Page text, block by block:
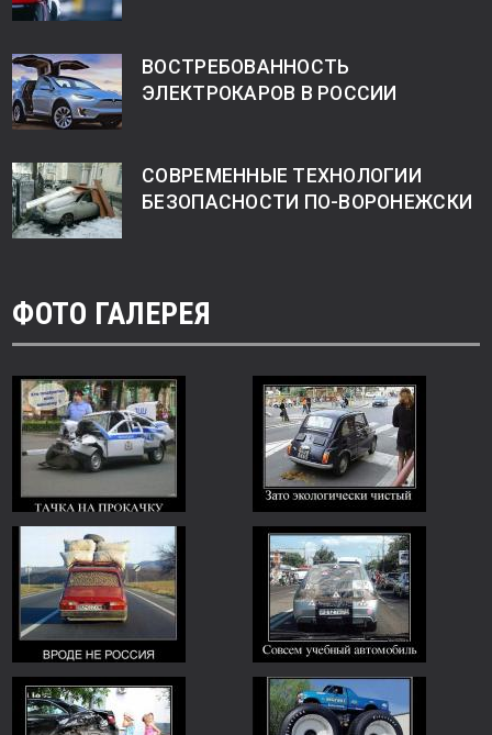
ВОСТРЕБОВАННОСТЬ
ЭЛЕКТРОКАРОВ В РОССИИ
СОВРЕМЕННЫЕ ТЕХНОЛОГИИ
БЕЗОПАСНОСТИ ПО-ВОРОНЕЖСКИ
ФОТО ГАЛЕРЕЯ